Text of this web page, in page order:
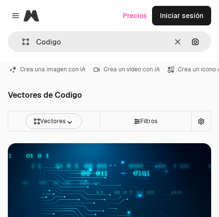
Close menu
Magnific
Borrar
Precios Iniciar sesión
Crea una imagen con IA Crea un vídeo con IA Crea un icono
Vectores de Codigo
Vectores Filtros